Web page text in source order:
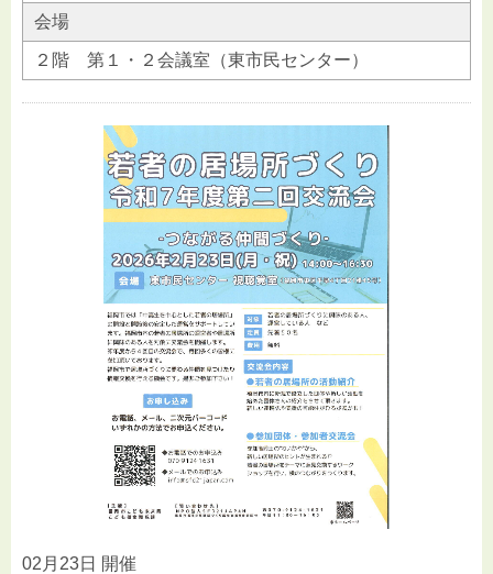
会場
２階 第１・２会議室（東市民センター）
02月23日 開催